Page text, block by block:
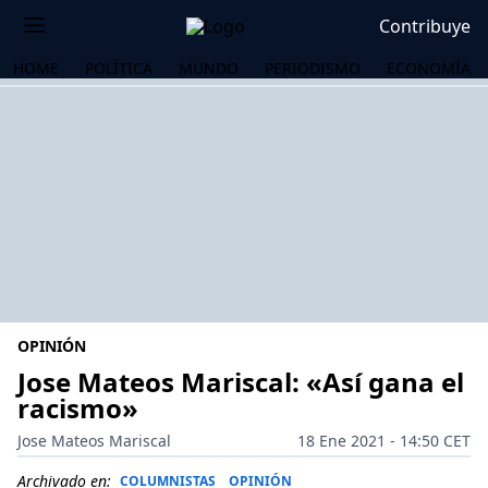
Contribuye
HOME POLÍTICA MUNDO PERIODISMO ECONOMÍA
OPINIÓN
Jose Mateos Mariscal: «Así gana el
racismo»
Jose Mateos Mariscal
18 Ene 2021 - 14:50 CET
Archivado en: COLUMNISTAS OPINIÓN